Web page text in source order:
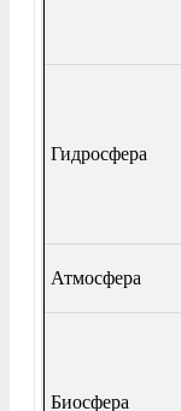
Гидросфера
Атмосфера
Биосфера